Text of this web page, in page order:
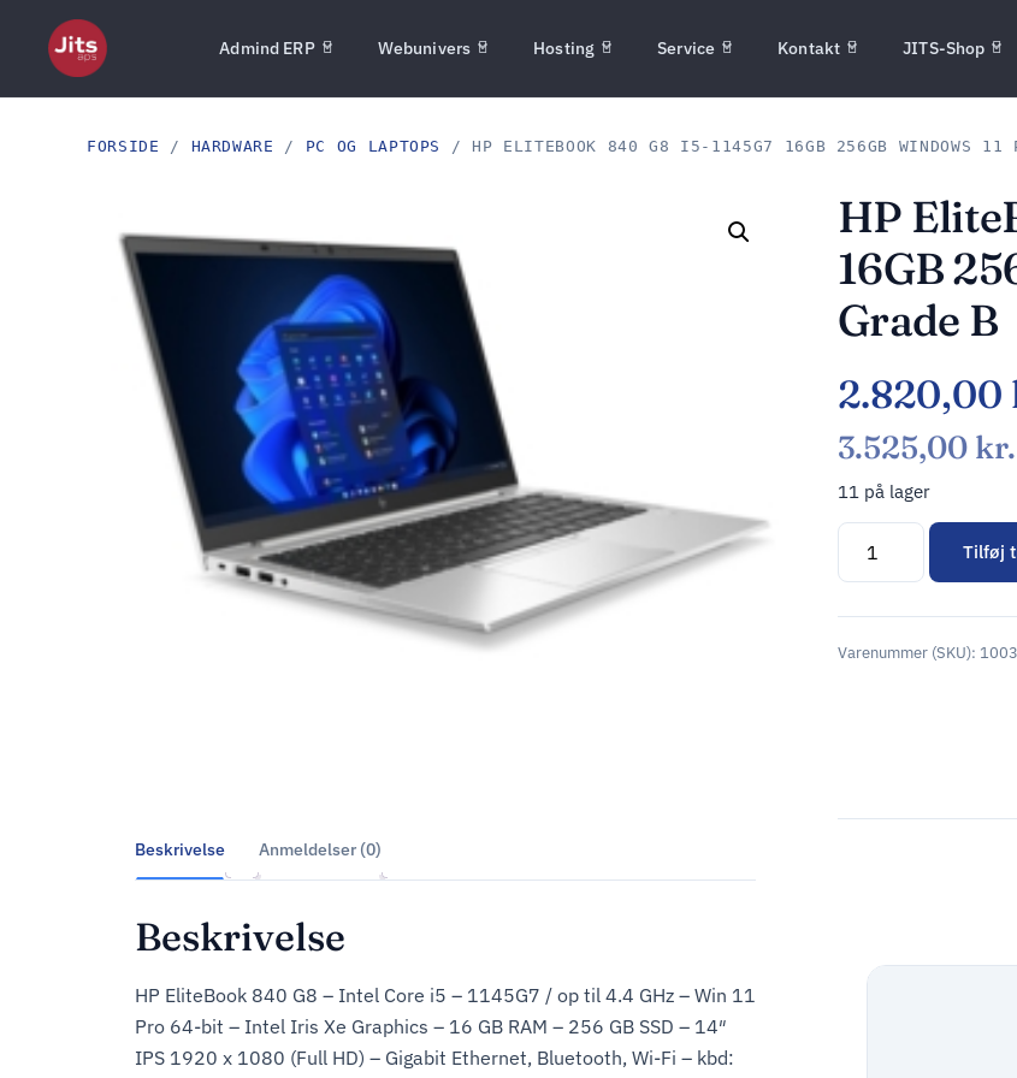
Admind ERP Webunivers Hosting Service Kontakt JITS-Shop
FORSIDE / HARDWARE / PC OG LAPTOPS / HP ELITEBOOK 840 G8 I5-1145G7 16GB 256GB WINDOWS 11
HP
16GB
Grade B
2.820,00
3.525,00 kr.
11 på lager
Tilføj
Alternative:
Varenummer (SKU):
Beskrivelse Anmeldelser (0)
Beskrivelse
HP EliteBook 840 G8 – Intel Core i5 – 1145G7 / op til 4.4 GHz – Win 11
Pro 64-bit – Intel Iris Xe Graphics – 16 GB RAM – 256 GB SSD – 14″
IPS 1920 x 1080 (Full HD) – Gigabit Ethernet, Bluetooth, Wi-Fi – kbd: